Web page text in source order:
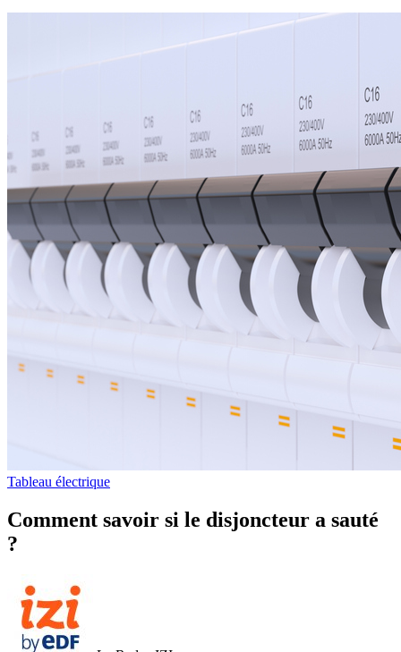
Tableau électrique
Comment savoir si le disjoncteur a sauté
?